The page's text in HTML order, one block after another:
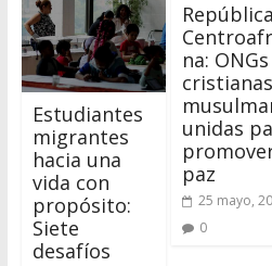
Estudiantes
migrantes
hacia una
vida con
propósito:
Siete
desafíos
República
na: ONGs
unidas
paz
25 mayo,
0